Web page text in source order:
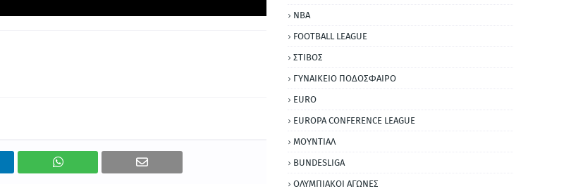
NBA
FOOTBALL LEAGUE
ΣΤΙΒΟΣ
ΓΥΝΑΙΚΕΙΟ ΠΟΔΟΣΦΑΙΡΟ
EURO
EUROPA CONFERENCE LEAGUE
ΜΟΥΝΤΙΑΛ
BUNDESLIGA
ΟΛΥΜΠΙΑΚΟΙ ΑΓΩΝΕΣ